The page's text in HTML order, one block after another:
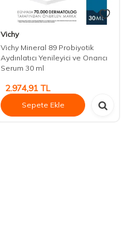
Vichy
Vichy Mineral 89 Probiyotik
Aydınlatıcı Yenileyici ve Onarıcı
Serum 30 ml
2.974,91 TL
Sepete Ekle